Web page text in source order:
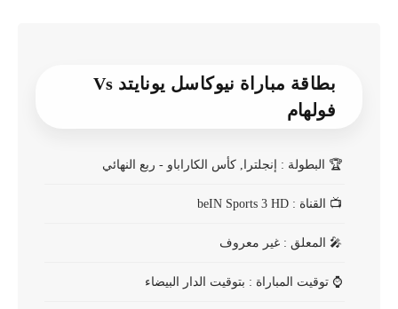
بطاقة مباراة نيوكاسل يونايتد Vs
فولهام
🏆 البطولة : إنجلترا, كأس الكاراباو - ربع النهائي
📺 القناة : beIN Sports 3 HD
🎤 المعلق : غير معروف
⌚ توقيت المباراة : بتوقيت الدار البيضاء